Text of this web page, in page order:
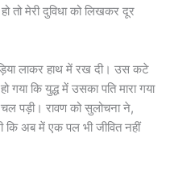
तो मेरी दुविधा को लिखकर दूर
लाकर हाथ में रख दी। उस कटे
कि युद्ध में उसका पति मारा गया
पड़ी। रावण को सुलोचना ने,
कि अब में एक पल भी जीवित नहीं